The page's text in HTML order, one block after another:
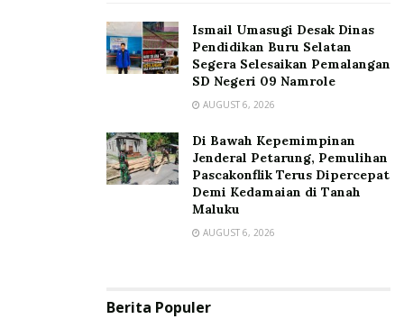
Ismail Umasugi Desak Dinas
Pendidikan Buru Selatan
Segera Selesaikan Pemalangan
SD Negeri 09 Namrole
AUGUST 6, 2026
Di Bawah Kepemimpinan
Jenderal Petarung, Pemulihan
Pascakonflik Terus Dipercepat
Demi Kedamaian di Tanah
Maluku
AUGUST 6, 2026
Berita Populer